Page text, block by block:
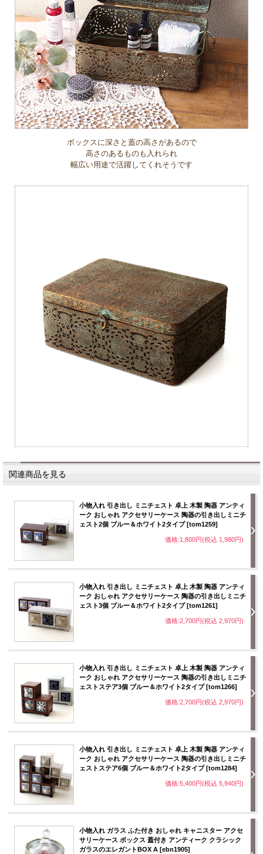
ボックスに深さと蓋の高さがあるので
高さのあるものも入れられ
幅広い用途で活躍してくれそうです
関連商品を見る
小物入れ 引き出し ミニチェスト 卓上 木製 陶器 アンティ
ーク おしゃれ アクセサリーケース 陶器の引き出しミニチ
ェスト2個 ブルー＆ホワイト2タイプ [tom1259]
価格:1,800円(税込 1,980円)
小物入れ 引き出し ミニチェスト 卓上 木製 陶器 アンティ
ーク おしゃれ アクセサリーケース 陶器の引き出しミニチ
ェスト3個 ブルー＆ホワイト2タイプ [tom1261]
価格:2,700円(税込 2,970円)
小物入れ 引き出し ミニチェスト 卓上 木製 陶器 アンティ
ーク おしゃれ アクセサリーケース 陶器の引き出しミニチ
ェストステア3個 ブルー＆ホワイト2タイプ [tom1266]
価格:2,700円(税込 2,970円)
小物入れ 引き出し ミニチェスト 卓上 木製 陶器 アンティ
ーク おしゃれ アクセサリーケース 陶器の引き出しミニチ
ェストステア6個 ブルー＆ホワイト2タイプ [tom1284]
価格:5,400円(税込 5,940円)
小物入れ ガラス ふた付き おしゃれ キャニスター アクセ
サリーケース ボックス 蓋付き アンティーク クラシック
ガラスのエレガントBOX A [ebn1905]